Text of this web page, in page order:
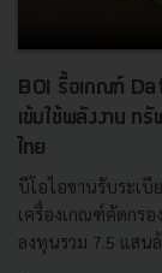
BOI รื้อเกณฑ์
เข้มใช้พลังงาน ท
ไทย
บีโอไอขานรับระเ
เครื่องเกณฑ์คัดกรอ
ลงทุนรวม 7.5 แสน